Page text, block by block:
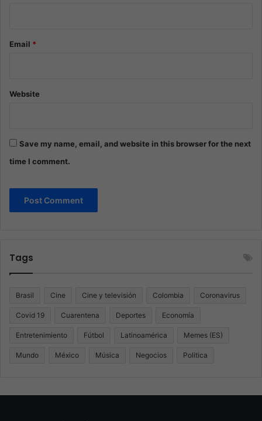
Email *
Website
Save my name, email, and website in this browser for the next
time I comment.
Tags
Brasil Cine Cine y televisión Colombia Coronavirus
Covid 19 Cuarentena Deportes Economía
Entretenimiento Fútbol Latinoamérica Memes (ES)
Mundo México Música Negocios Politica